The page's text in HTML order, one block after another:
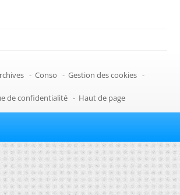
- Conso - Gestion des cookies -
de confidentialité - Haut de page